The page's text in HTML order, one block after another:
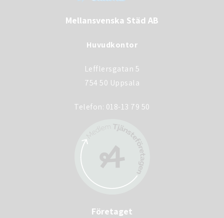
Mellansvenska Städ AB
Huvudkontor
Lefflersgatan 5
754 50 Uppsala
Telefon: 018-13 79 50
Företaget